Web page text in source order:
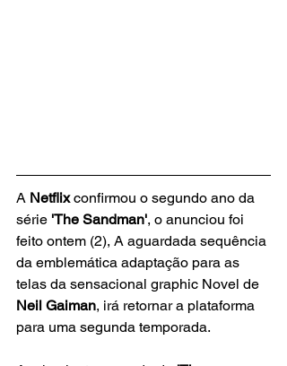
A Netflix confirmou o segundo ano da
série 'The Sandman', o anunciou foi
feito ontem (2), A aguardada sequência
da emblemática adaptação para as
telas da sensacional graphic Novel de
Neil Gaiman, irá retornar a plataforma
para uma segunda temporada.